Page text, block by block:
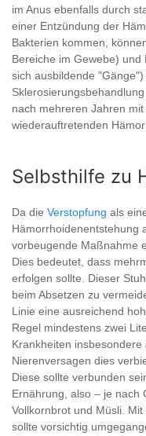
im Anus ebenfalls durch
einer Entzündung der
Bakterien kommen,
Bereiche im Gewebe)
sich ausbildende
nach mehreren Jahren
wiederauftretenden
Selbsthilfe zu
Da die Verstopfung als
Hämorrhoidenentstehung
vorbeugende Maßnahme
Dies bedeutet, dass
erfolgen sollte. Dieser
beim Absetzen zu
Linie eine ausreichend
Regel mindestens zwei
Krankheiten
Nierenversagen dies
Diese sollte verbunden
Ernährung, also – je nach
Vollkornbrot und Müsli.
sollte vorsichtig